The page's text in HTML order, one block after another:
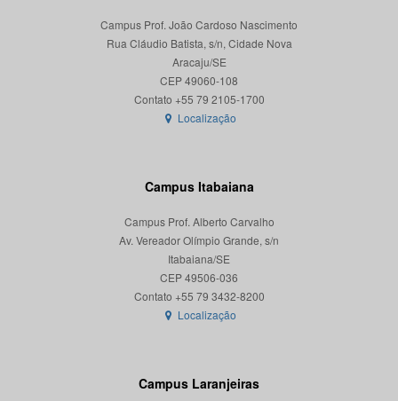
Campus Prof. João Cardoso Nascimento
Rua Cláudio Batista, s/n, Cidade Nova
Aracaju/SE
CEP 49060-108
Localização
Campus Itabaiana
Campus Prof. Alberto Carvalho
Av. Vereador Olímpio Grande, s/n
Itabaiana/SE
CEP 49506-036
Localização
Campus Laranjeiras